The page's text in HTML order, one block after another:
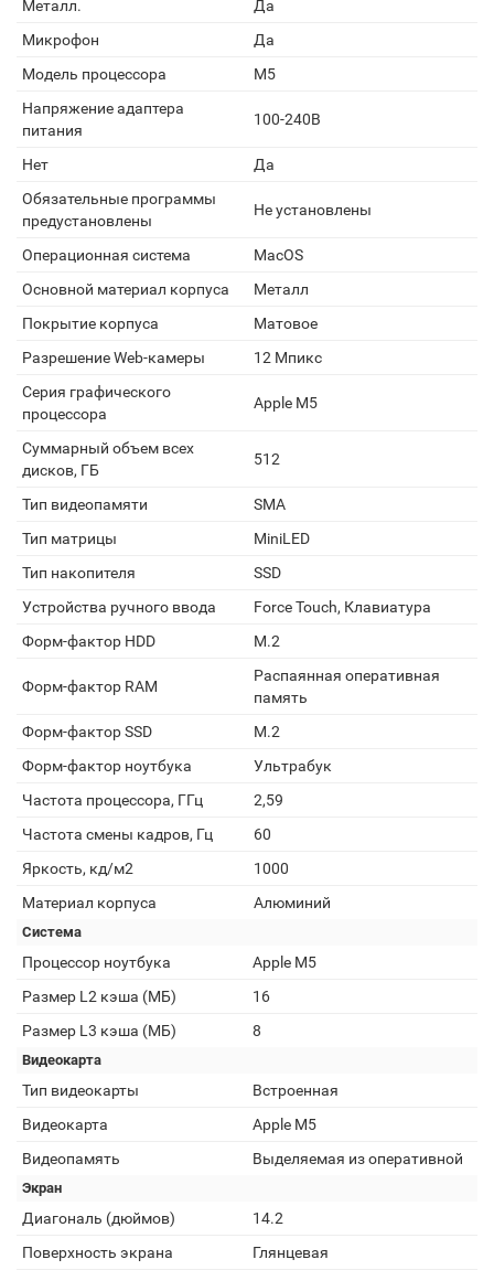
Металл.
Да
Микрофон
Да
Модель процессора
M5
Напряжение адаптера
питания
100-240В
Нет
Да
Обязательные программы
предустановлены
Не установлены
Операционная система
MacOS
Основной материал корпуса
Металл
Покрытие корпуса
Матовое
Разрешение Web-камеры
12 Мпикс
Серия графического
процессора
Apple M5
Суммарный объем всех
дисков, ГБ
512
Тип видеопамяти
SMA
Тип матрицы
MiniLED
Тип накопителя
SSD
Устройства ручного ввода
Force Touch, Клавиатура
Форм-фактор HDD
M.2
Форм-фактор RAM
Распаянная оперативная
память
Форм-фактор SSD
M.2
Форм-фактор ноутбука
Ультрабук
Частота процессора, ГГц
2,59
Частота смены кадров, Гц
60
Яркость, кд/м2
1000
Материал корпуса
Алюминий
Система
Процессор ноутбука
Apple M5
Размер L2 кэша (МБ)
16
Размер L3 кэша (МБ)
8
Видеокарта
Тип видеокарты
Встроенная
Видеокарта
Apple M5
Видеопамять
Выделяемая из оперативной
Экран
Диагональ (дюймов)
14.2
Поверхность экрана
Глянцевая